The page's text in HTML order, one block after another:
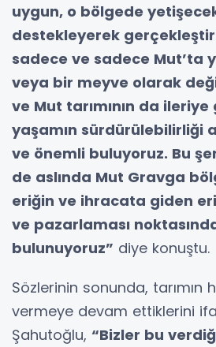
uygun, o bölgede
destekleyerek
sadece ve sadece Mut’ta
veya bir meyve olarak
ve Mut tarımının da
yaşamın sürdürülebilirliği
ve önemli buluyoruz. Bu
de aslında Mut Gravga
eriğin ve ihracata giden
ve pazarlaması
bulunuyoruz” diye konuştu.
Sözlerinin sonunda, tarımın
vermeye devam ettiklerini
Şahutoğlu, “Bizler bu